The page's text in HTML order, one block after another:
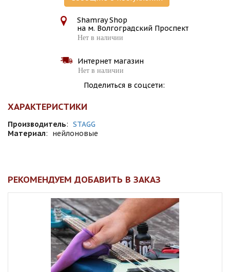
Shamray Shop
на м. Волгоградский Проспект
Нет в наличии
Интернет магазин
Нет в наличии
Поделиться в соцсети:
ХАРАКТЕРИСТИКИ
Производитель: STAGG
Материал: нейлоновые
РЕКОМЕНДУЕМ ДОБАВИТЬ В ЗАКАЗ